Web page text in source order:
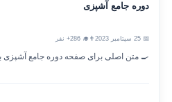
دوره جامع آشپزی
👨‍🎓 286+ نفر
🍳 متن اصلی برای صفحه دوره جامع آشپزی با